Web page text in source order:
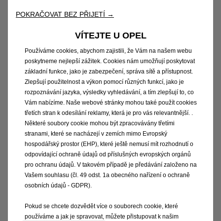
Výrazný a stylisticky čistý design,
specifické rysy GSe
Opel Astra nové generace je odvážným a ryzím
designovým statusem své značky. A
charakteristické stylingové prvky GSe mu
dodávají ještě atraktivnější vzhled. Design
18palcových kol z lehké slitiny (inspirovaný
uznávaným elektrickým konceptem Manta
GSe), specifický přední nárazník a přístrojová
deska a znak GSe na zadních dveřích zvenčí
nenechává žádné pochybnosti o dynamice
vozu. Uvnitř pak sportovní ambice zvýrazňují
výrazně tvarovaná přední sedadla potažená
POKRAČOVAT BEZ PŘIJETÍ →
VÍTEJTE U OPEL
Používáme cookies, abychom zajistili, že Vám na našem webu
poskytneme nejlepší zážitek. Cookies nám umožňují poskytovat
základní funkce, jako je zabezpečení, správa sítě a přístupnost.
Zlepšují použitelnost a výkon pomocí různých funkcí, jako je
rozpoznávání jazyka, výsledky vyhledávání, a tím zlepšují to, co
Vám nabízíme. Naše webové stránky mohou také použít cookies
třetích stran k odesílání reklamy, která je pro vás relevantnější. .
Některé soubory cookie mohou být zpracovávány třetími
stranami, které se nacházejí v zemích mimo Evropský
hospodářský prostor (EHP), které ještě nemusí mít rozhodnutí o
odpovídající ochraně údajů od příslušných evropských orgánů
pro ochranu údajů. V takovém případě je předávání založeno na
Vašem souhlasu (čl. 49 odst. 1a obecného nařízení o ochraně
osobních údajů - GDPR).
Pokud se chcete dozvědět více o souborech cookie, které
používáme a jak je spravovat, můžete přistupovat k našim